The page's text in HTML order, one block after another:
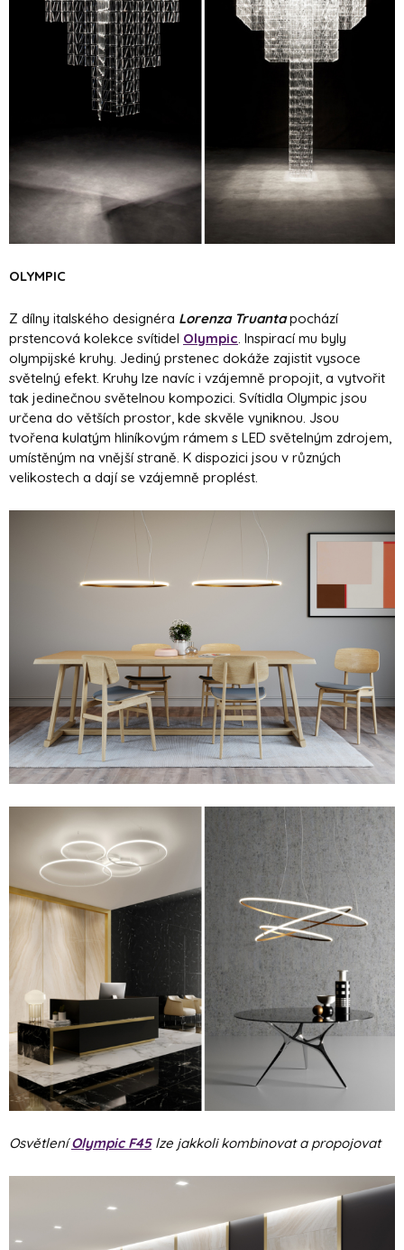
OLYMPIC
Z dílny italského designéra Lorenza Truantapochází
prstencová kolekce svítidel Olympic. Inspirací mu byly
olympijské kruhy. Jediný prstenec dokáže zajistit vysoce
světelný efekt. Kruhy lze navíc i vzájemně propojit, a vytvořit
tak jedinečnou světelnou kompozici. Svítidla Olympic jsou
určena do větších prostor, kde skvěle vyniknou. Jsou
tvořena kulatým hliníkovým rámem s LED světelným zdrojem,
umístěným na vnější straně. K dispozici jsou v různých
velikostech a dají se vzájemně proplést.
OsvětleníOlympic F45lze jakkoli kombinovat a propojovat